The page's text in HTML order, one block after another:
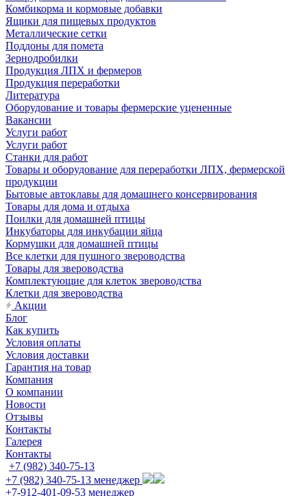
Комбикорма и кормовые добавки
Ящики для пищевых продуктов
Металлические сетки
Поддоны для помета
Зернодробилки
Продукция ЛПХ и фермеров
Продукция переработки
Литература
Оборудование и товары фермерские уцененные
Вакансии
Услуги работ
Услуги работ
Станки для работ
Товары и оборудование для переработки ЛПХ, фермерской
продукции
Бытовые автоклавы для домашнего консервирования
Товары для дома и отдыха
Поилки для домашней птицы
Инкубаторы для инкубации яйца
Кормушки для домашней птицы
Все клетки для пушного звероводства
Товары для звероводства
Комплектующие для клеток звероводства
Клетки для звероводства
Акции
Блог
Как купить
Условия оплаты
Условия доставки
Гарантия на товар
Компания
О компании
Новости
Отзывы
Контакты
Галерея
Контакты
+7 (982) 340-75-13
+7 (982) 340-75-13 менеджер
+7-912-401-09-53 менеджер